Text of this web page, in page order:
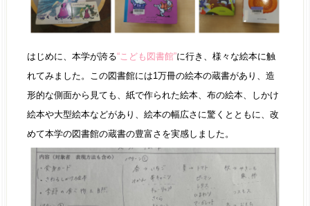
はじめに、本学が誇る“こども図書館”に行き、様々な絵本に触
れてみました。この図書館には1万冊の絵本の蔵書があり、造
形的な側面から見ても、紙で作られた絵本、布の絵本、しかけ
絵本や大型絵本などがあり、絵本の幅広さに驚くとともに、改
めて本学の図書館の蔵書の豊富さを実感しました。